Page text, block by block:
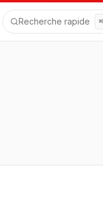
Recherche rapide ⌘